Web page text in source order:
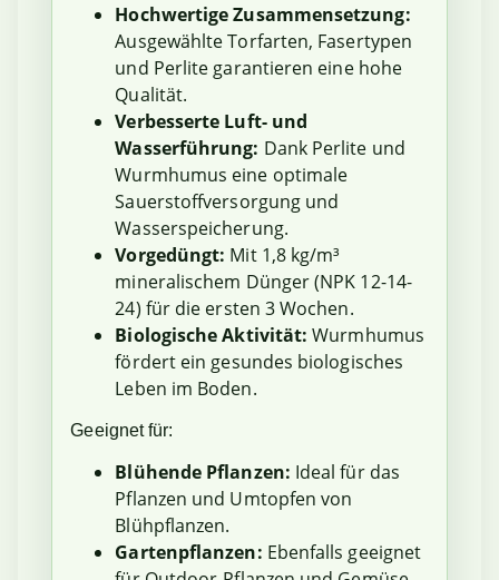
Hochwertige Zusammensetzung:
Ausgewählte Torfarten, Fasertypen
und Perlite garantieren eine hohe
Qualität.
Verbesserte Luft- und
Wasserführung: Dank Perlite und
Wurmhumus eine optimale
Sauerstoffversorgung und
Wasserspeicherung.
Vorgedüngt: Mit 1,8 kg/m³
mineralischem Dünger (NPK 12-14-
24) für die ersten 3 Wochen.
Biologische Aktivität: Wurmhumus
fördert ein gesundes biologisches
Leben im Boden.
Geeignet für:
Blühende Pflanzen: Ideal für das
Pflanzen und Umtopfen von
Blühpflanzen.
Gartenpflanzen: Ebenfalls geeignet